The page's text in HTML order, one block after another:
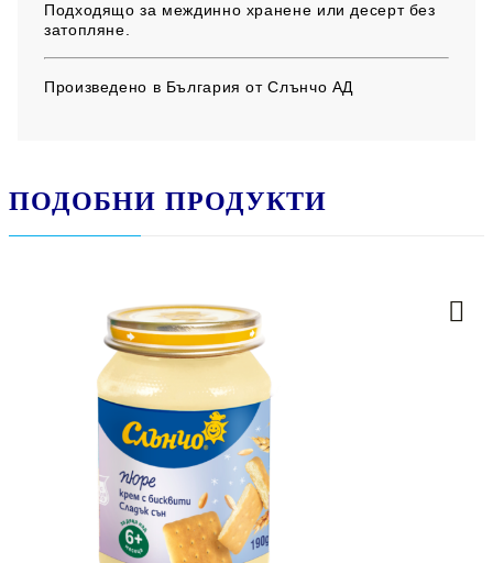
Подходящо за междинно хранене или десерт без
затопляне.
Произведено в България от Слънчо АД
ПОДОБНИ ПРОДУКТИ